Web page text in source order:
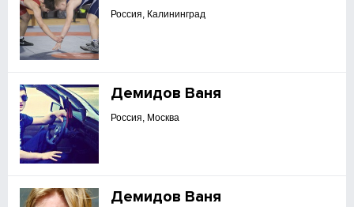
Россия, Калининград
Демидов Ваня
Россия, Москва
Демидов Ваня